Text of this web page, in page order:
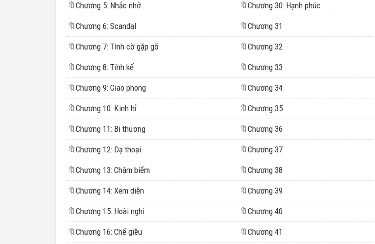
🔖 Chương 5: Nhắc nhở
🔖 Chương 6: Scandal
🔖 Chương 7: Tình cờ gặp gỡ
🔖 Chương 8: Tính kế
🔖 Chương 9: Giao phong
🔖 Chương 10: Kinh hỉ
🔖 Chương 11: Bi thương
🔖 Chương 12: Dạ thoại
🔖 Chương 13: Châm biếm
🔖 Chương 14: Xem diễn
🔖 Chương 15: Hoài nghi
🔖 Chương 16: Chế giễu
🔖 Chương 30: Hạnh phúc
🔖 Chương 31
🔖 Chương 32
🔖 Chương 33
🔖 Chương 34
🔖 Chương 35
🔖 Chương 36
🔖 Chương 37
🔖 Chương 38
🔖 Chương 39
🔖 Chương 40
🔖 Chương 41